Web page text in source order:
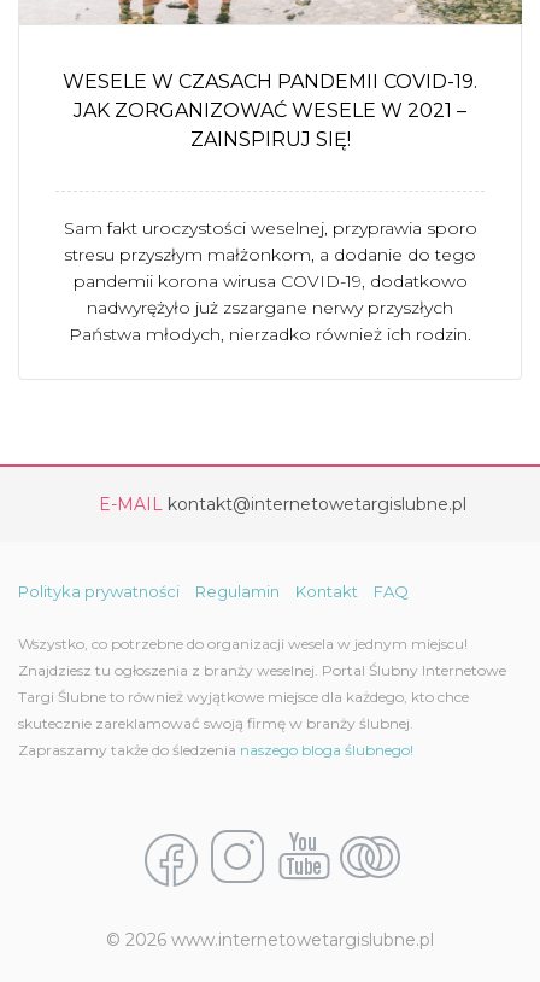
WESELE W CZASACH PANDEMII COVID-19.
JAK ZORGANIZOWAĆ WESELE W 2021 –
ZAINSPIRUJ SIĘ!
Sam fakt uroczystości weselnej, przyprawia sporo
stresu przyszłym małżonkom, a dodanie do tego
pandemii korona wirusa COVID-19, dodatkowo
nadwyrężyło już zszargane nerwy przyszłych
Państwa młodych, nierzadko również ich rodzin.
E-MAIL kontakt@internetowetargislubne.pl
Polityka prywatności Regulamin Kontakt FAQ
Wszystko, co potrzebne do organizacji wesela w jednym miejscu!
Znajdziesz tu ogłoszenia z branży weselnej. Portal Ślubny Internetowe
Targi Ślubne to również wyjątkowe miejsce dla każdego, kto chce
skutecznie zareklamować swoją firmę w branży ślubnej.
Zapraszamy także do śledzenia naszego bloga ślubnego!
© 2026 www.internetowetargislubne.pl